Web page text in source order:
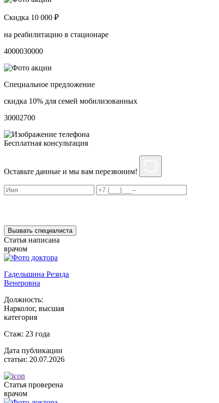
Скидка 10 000 ₽
на реабилитацию в стационаре
4000030000
Специальное предложение
скидка 10% для семей мобилизованных
30002700
Бесплатная консультация
Оставьте данные и мы вам перезвоним!
Вызвать специалиста
Статья написана
врачом
Гадельшина Резида
Венеровна
Должность:
Нарколог, высшая
категория
Стаж: 23 года
Дата публикации
статьи: 20.07.2026
Статья проверена
врачом